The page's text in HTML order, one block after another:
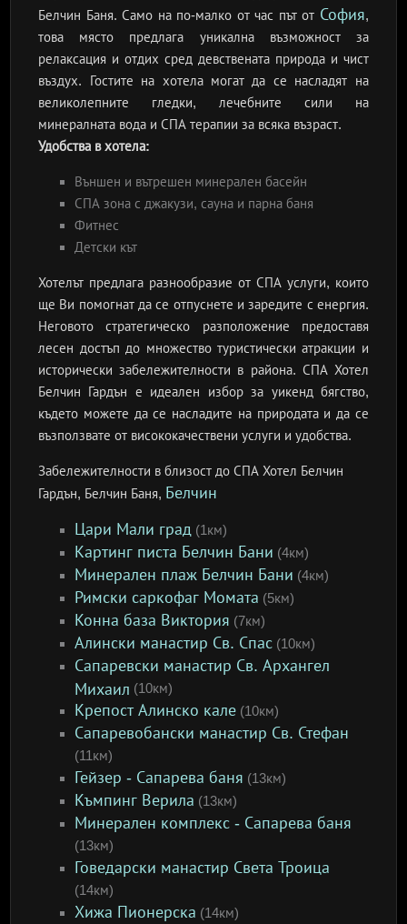
Белчин Баня. Само на по-малко от час път от София,
това място предлага уникална възможност за
релаксация и отдих сред девствената природа и чист
въздух. Гостите на хотела могат да се насладят на
великолепните гледки, лечебните сили на
минералната вода и СПА терапии за всяка възраст.
Удобства в хотела:
Външен и вътрешен минерален басейн
СПА зона с джакузи, сауна и парна баня
Фитнес
Детски кът
Хотелът предлага разнообразие от СПА услуги, които
ще Ви помогнат да се отпуснете и заредите с енергия.
Неговото стратегическо разположение предоставя
лесен достъп до множество туристически атракции и
исторически забележителности в района. СПА Хотел
Белчин Гардън е идеален избор за уикенд бягство,
където можете да се насладите на природата и да се
възползвате от висококачествени услуги и удобства.
Забележителности в близост до СПА Хотел Белчин
Гардън, Белчин Баня, Белчин
Цари Мали град (1км)
Картинг писта Белчин Бани (4км)
Минерален плаж Белчин Бани (4км)
Римски саркофаг Момата (5км)
Конна база Виктория (7км)
Алински манастир Св. Спас (10км)
Сапаревски манастир Св. Архангел
Михаил (10км)
Крепост Алинско кале (10км)
Сапаревобански манастир Св. Стефан
(11км)
Гейзер - Сапарева баня (13км)
Къмпинг Верила (13км)
Минерален комплекс - Сапарева баня
(13км)
Говедарски манастир Света Троица
(14км)
Хижа Пионерска (14км)